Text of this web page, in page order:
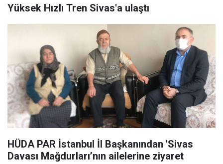
Yüksek Hızlı Tren Sivas'a ulaştı
HÜDA PAR İstanbul İl Başkanından 'Sivas
Davası Mağdurları’nın ailelerine ziyaret